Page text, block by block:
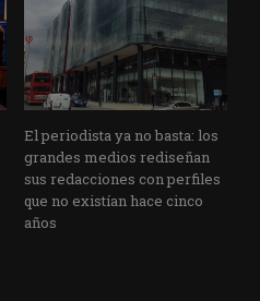
El periodista ya no basta: los
grandes medios rediseñan
sus redacciones con perfiles
que no existían hace cinco
años